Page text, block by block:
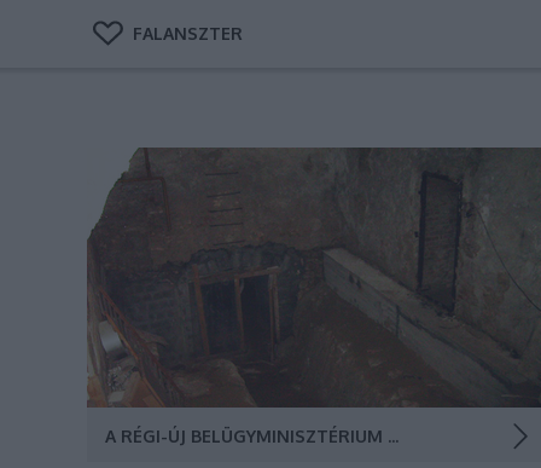
FALANSZTER
A budai Várnegyedbe visszaköltöző
Belügyminisztérium egykori épületkomplexumában
raboskodott Martinovics Ignác és gróf Batthyány Lajos
miniszterelnök, bunkerrendszerében működött a
Horthy-féle hírszerzés, illetve a Gestapo itt végezte ki
a magyar ellenállók többségét is. Zwack Péter
gyermekkori…
A RÉGI-ÚJ BELÜGYMINISZTÉRIUM ÉS ANNAK BARLANG- ÉS BUNKERRENDSZERE